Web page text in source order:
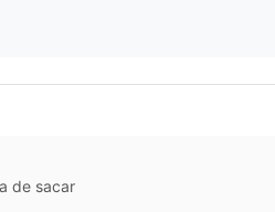
de sacar